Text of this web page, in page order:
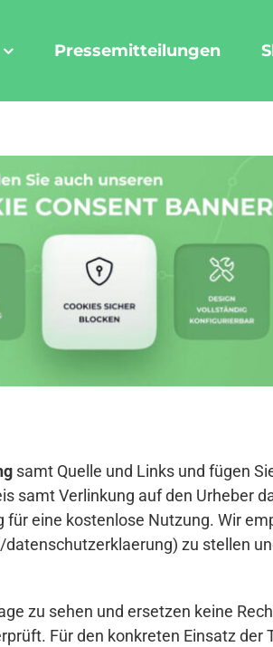
Pressemitteilungen
samt Quelle und Links und fügen
samt Verlinkung auf den Urheber
eine kostenlose Nutzung. Wir
zu stellen
zu sehen und ersetzen keine
Für den konkreten Einsatz der